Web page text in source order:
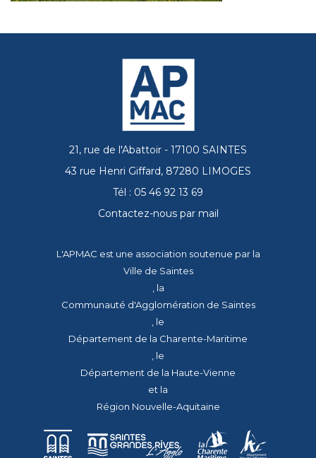
21, rue de l'Abattoir - 17100 SAINTES
43 rue Henri Giffard, 87280 LIMOGES
Tél : 05 46 92 13 69
Contactez-nous par mail
L'APMAC est une association soutenue par la
Ville de Saintes
, la
Communauté d'Agglomération de Saintes
, le
Département de la Charente-Maritime
, le
Département de la Haute-Vienne
et la
Région Nouvelle-Aquitaine